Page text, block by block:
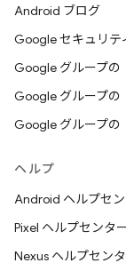
Android ブログ
Google セキュリテ
Google グループの
Google グループの
Google グループの
ヘルプ
Android ヘルプセ
Pixel ヘルプセンタ
Nexus ヘルプセン